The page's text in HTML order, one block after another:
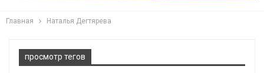
Главная Наталья Дегтярева
просмотр тегов